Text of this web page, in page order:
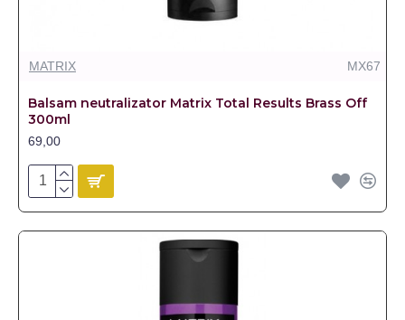
MATRIX MX67
Balsam neutralizator Matrix Total Results Brass Off
300ml
69,00